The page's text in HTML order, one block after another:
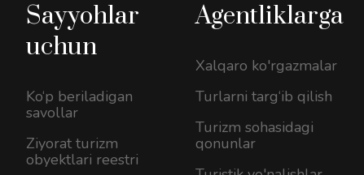
Sayyohlar
uchun
Ko‘p beriladigan
savollar
Ziyorat turizm
obyektlari reestri
Agentliklarga
Xalqaro ko'rgazmalar
Turlarni targ‘ib qilish
Turizm sohasidagi
qonunlar